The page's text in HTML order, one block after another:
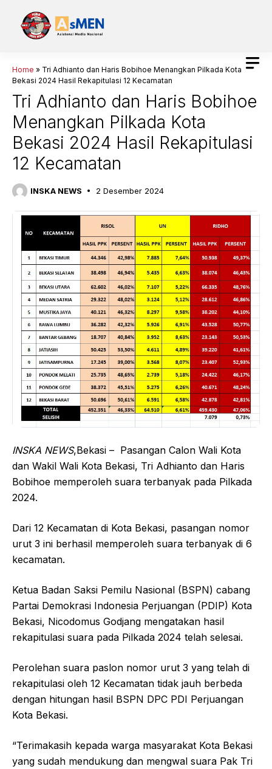
Home » Tri Adhianto dan Haris Bobihoe Menangkan Pilkada Kota
Bekasi 2024 Hasil Rekapitulasi 12 Kecamatan
Tri Adhianto dan Haris Bobihoe
Menangkan Pilkada Kota
Bekasi 2024 Hasil Rekapitulasi
12 Kecamatan
INSKA NEWS 2 Desember 2024
INSKA NEWS,Bekasi – Pasangan Calon Wali Kota
dan Wakil Wali Kota Bekasi, Tri Adhianto dan Haris
Bobihoe memperoleh suara terbanyak pada Pilkada
2024.
Dari 12 Kecamatan di Kota Bekasi, pasangan nomor
urut 3 ini berhasil memperoleh suara terbanyak di 6
kecamatan.
Ketua Badan Saksi Pemilu Nasional (BSPN) cabang
Partai Demokrasi Indonesia Perjuangan (PDIP) Kota
Bekasi, Nicodomus Godjang mengatakan hasil
rekapitulasi suara pada Pilkada 2024 telah selesai.
Perolehan suara paslon nomor urut 3 yang telah di
rekapitulasi oleh 12 Kecamatan tidak jauh berbeda
dengan hitungan hasil BSPN DPC PDI Perjuangan
Kota Bekasi.
“Terimakasih kepada warga masyarakat Kota Bekasi
yang sudah mendukung dan mengwal suara Pak Tri